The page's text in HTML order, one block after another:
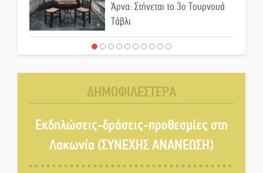
Άρνα: Στήνεται το 3ο Τουρνουά
Τάβλι
Αυθεντικό γλέντι με «Γιορτή
Το τελεφερίκ της Μονεμβασιάς
στο τραπέζι του δημόσιου
διαλόγου
Πολιτισμός και παράδοση δίνουν
ΔΗΜΟΦΙΛΕΣΤΕΡΑ
Εκδηλώσεις-δράσεις-προθεσμίες στη
Λακωνία (ΣΥΝΕΧΗΣ ΑΝΑΝΕΩΣΗ)